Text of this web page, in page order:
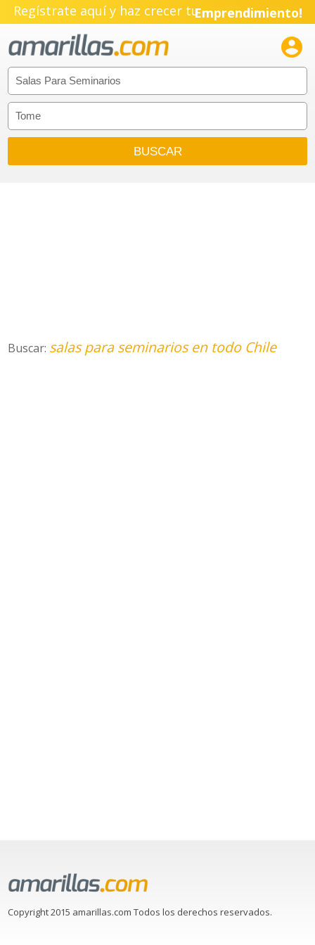
Regístrate aquí y haz crecer tuEmprendimiento!

Buscar: salas para seminarios en todo Chile
Copyright 2015 amarillas.com Todos los derechos reservados.